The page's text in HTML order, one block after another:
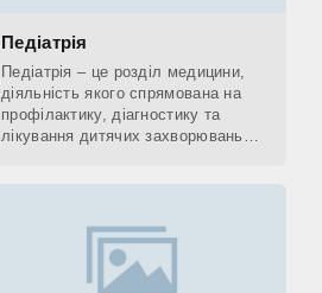
Педіатрія
Педіатрія – це розділ медицини,
діяльність якого спрямована на
профілактику, діагностику та
лікування дитячих захворювань, а